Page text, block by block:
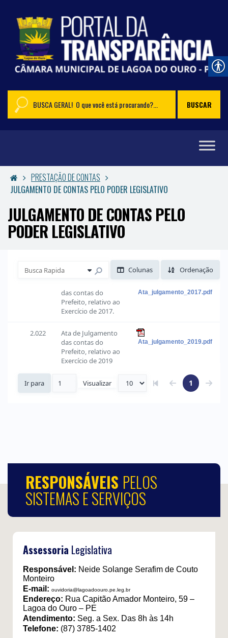
PRESTAÇÃO DE CONTAS
JULGAMENTO DE CONTAS PELO PODER LEGISLATIVO
JULGAMENTO DE CONTAS PELO
PODER LEGISLATIVO
RESPONSÁVEIS PELOS
SISTEMAS E SERVIÇOS
Assessoria Legislativa
Responsável: Neide Solange Serafim de Couto
Monteiro
E-mail: ouvidoria@lagoadoouro.pe.leg.br
Endereço: Rua Capitão Amador Monteiro, 59 –
Lagoa do Ouro – PE
Atendimento: Seg. a Sex. Das 8h às 14h
Telefone: (87) 3785-1402